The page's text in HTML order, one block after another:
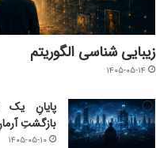
زیبایی شناسی الگوریتم
۱۴۰۵-۰۵-۱۴
پایانِ
بازگشتِ
۱۴۰۵-۰۵-۱۰